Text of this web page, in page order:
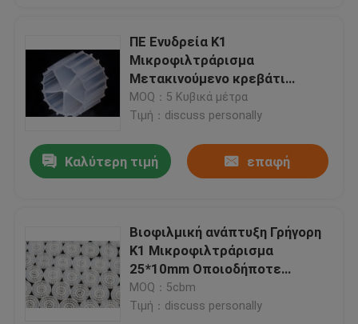
ΠΕ Ενυδρεία K1
Μικροφιλτράρισμα
Μετακινούμενο κρεβάτι
Βιοφίλμ αντιδραστήρα
βιοσωλήνες πλωτά μέσα
MOQ：5 Κυβικά μέτρα
Τιμή：discuss personally
Καλύτερη τιμή επαφή
Βιοφιλμική ανάπτυξη Γρήγορη
K1 Μικροφιλτράρισμα
25*10mm Οποιοδήποτε
χρωματιστό HDPE Kaldnes
MOQ：5cbm
Τιμή：discuss personally